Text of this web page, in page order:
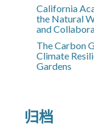
California
the Natural
and
The Carbon
Climate
Gardens
归档